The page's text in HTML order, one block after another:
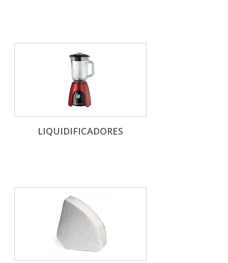
LIQUIDIFICADORES